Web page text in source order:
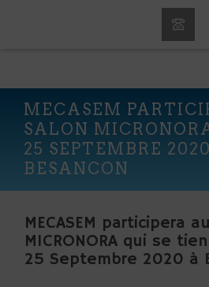
MECASEM
SALON
25 SEPTEMBRE
BESANCON
MECASEM participera
MICRONORA qui se
25 Septembre 2020 à